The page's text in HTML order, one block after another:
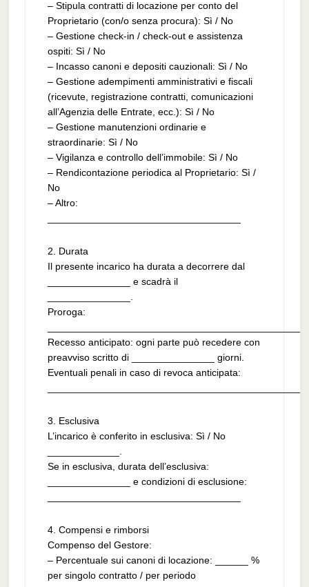
– Stipula contratti di locazione per conto del
Proprietario (con/o senza procura): Sì / No
– Gestione check‑in / check‑out e assistenza
ospiti: Sì / No
– Incasso canoni e depositi cauzionali: Sì / No
– Gestione adempimenti amministrativi e fiscali
(ricevute, registrazione contratti, comunicazioni
all’Agenzia delle Entrate, ecc.): Sì / No
– Gestione manutenzioni ordinarie e
straordinarie: Sì / No
– Vigilanza e controllo dell’immobile: Sì / No
– Rendicontazione periodica al Proprietario: Sì /
No
– Altro:
2. Durata
Il presente incarico ha durata a decorrere dal
_______________ e scadrà il
Proroga:
Recesso anticipato: ogni parte può recedere con
preavviso scritto di _______________ giorni.
Eventuali penali in caso di revoca anticipata:
3. Esclusiva
L’incarico è conferito in esclusiva: Sì / No
Se in esclusiva, durata dell’esclusiva:
_______________ e condizioni di esclusione:
4. Compensi e rimborsi
Compenso del Gestore:
– Percentuale sui canoni di locazione: ______ %
per singolo contratto / per periodo